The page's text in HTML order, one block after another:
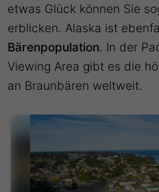
etwas Glück können Sie
erblicken. Alaska ist
Bärenpopulation. In der
Viewing Area gibt es die
an Braunbären weltweit.